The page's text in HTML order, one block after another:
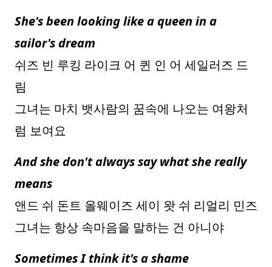
She's been looking like a queen in a
sailor's dream
쉬즈 빈 루킹 라이크 어 퀸 인 어 세일러즈 드
림
그녀는 마치 뱃사람의 꿈속에 나오는 여왕처
럼 보여요
And she don't always say what she really
means
앤드 쉬 돈트 올웨이즈 세이 왓 쉬 리얼리 민즈
그녀는 항상 속마음을 말하는 건 아니야
Sometimes I think it's a shame